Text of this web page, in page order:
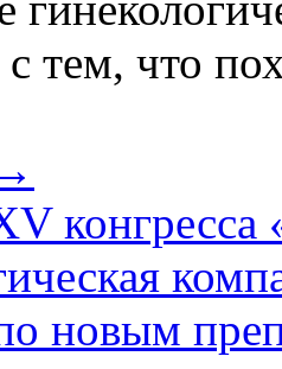
с тем, что
конгресса
новым